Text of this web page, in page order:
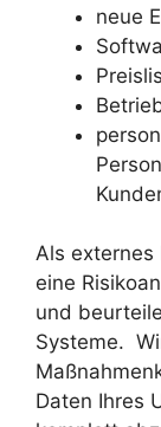
neue
Als externes
eine
und
Systeme.
Daten Ihres